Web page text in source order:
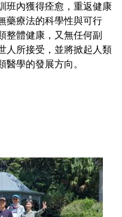
班內獲得痊愈，重返健康
藥療法的科學性與可行
整體健康，又無任何副
人所接受，並將掀起人類
學的發展方向。